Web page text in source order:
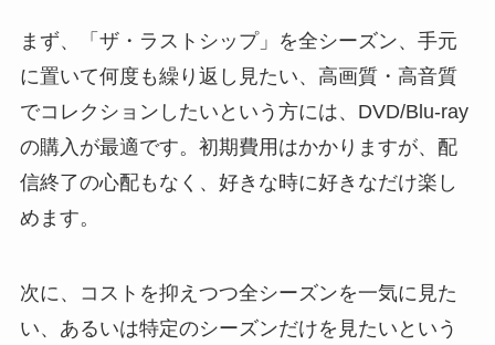
まず、「ザ・ラストシップ」を全シーズン、手元
に置いて何度も繰り返し見たい、高画質・高音質
でコレクションしたいという方には、DVD/Blu-ray
の購入が最適です。初期費用はかかりますが、配
信終了の心配もなく、好きな時に好きなだけ楽し
めます。
次に、コストを抑えつつ全シーズンを一気に見た
い、あるいは特定のシーズンだけを見たいという